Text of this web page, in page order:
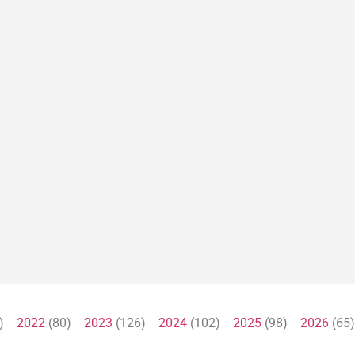
2022 (80) 2023 (126) 2024 (102) 2025 (98) 2026